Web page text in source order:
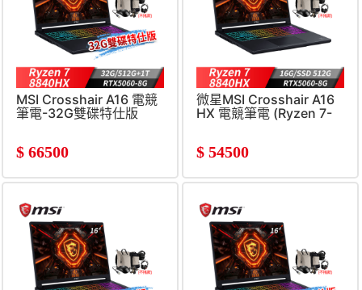
MSI Crosshair A16 電競
筆電-32G雙碟特仕版
8G/W)
$ 66500
微星MSI Crosshair A16
HX 電競筆電 (Ryzen 7-
$ 54500